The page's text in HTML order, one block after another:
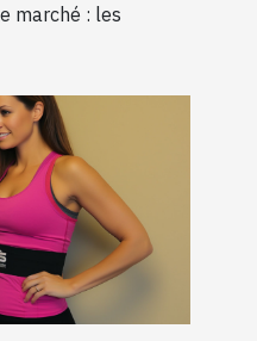
marché : les